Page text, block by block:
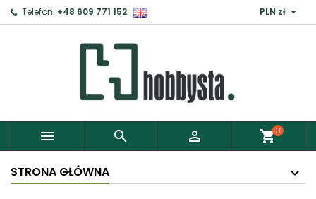
Telefon: +48 609 771 152 PLN zł 
   shopping_cart0
STRONA GŁÓWNA